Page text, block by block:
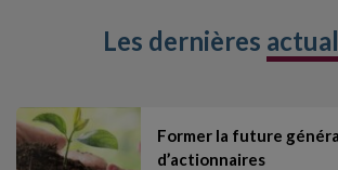
Les dernières
Former la future
d’actionnaires